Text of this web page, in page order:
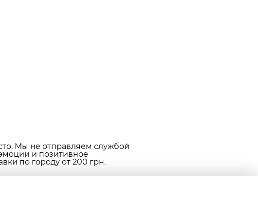
Мы не отправляем службой
и позитивное
по городу от 200 грн.